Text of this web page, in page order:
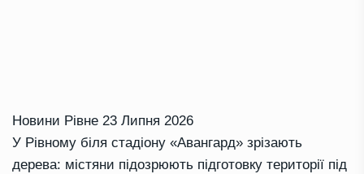
Новини Рівне 23 Липня 2026
У Рівному біля стадіону «Авангард» зрізають
дерева: містяни підозрюють підготовку території під